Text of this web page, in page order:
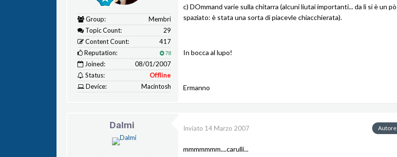
Group:
Membri
Topic Count:
29
Content Count:
417
Reputation:
78
Joined:
08/01/2007
Status:
Offline
Device:
Macintosh
c) DOmmand varie sulla chitarra (alcuni liutai importanti... da lì si è un pò
spaziato: è stata una sorta di piacevle chiacchierata).
In bocca al lupo!
Ermanno
Dalmi Autore
Inviato 14 Marzo 2007
mmmmmmm....carulli...